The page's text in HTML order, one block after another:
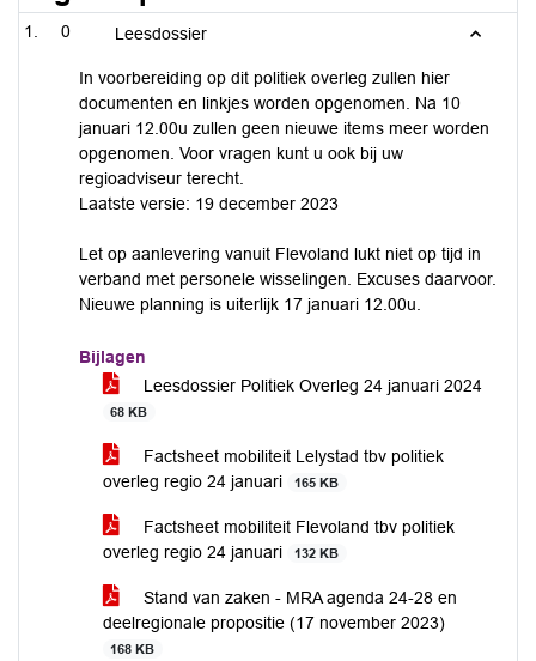
0 Leesdossier
In voorbereiding op dit politiek overleg zullen hier
documenten en linkjes worden opgenomen. Na 10
januari 12.00u zullen geen nieuwe items meer worden
opgenomen. Voor vragen kunt u ook bij uw
regioadviseur terecht.
Laatste versie: 19 december 2023
Let op aanlevering vanuit Flevoland lukt niet op tijd in
verband met personele wisselingen. Excuses daarvoor.
Nieuwe planning is uiterlijk 17 januari 12.00u.
Bijlagen
Leesdossier Politiek Overleg 24 januari 2024
68 KB
Factsheet mobiliteit Lelystad tbv politiek
overleg regio 24 januari
165 KB
Factsheet mobiliteit Flevoland tbv politiek
overleg regio 24 januari
132 KB
Stand van zaken - MRA agenda 24-28 en
deelregionale propositie (17 november 2023)
168 KB